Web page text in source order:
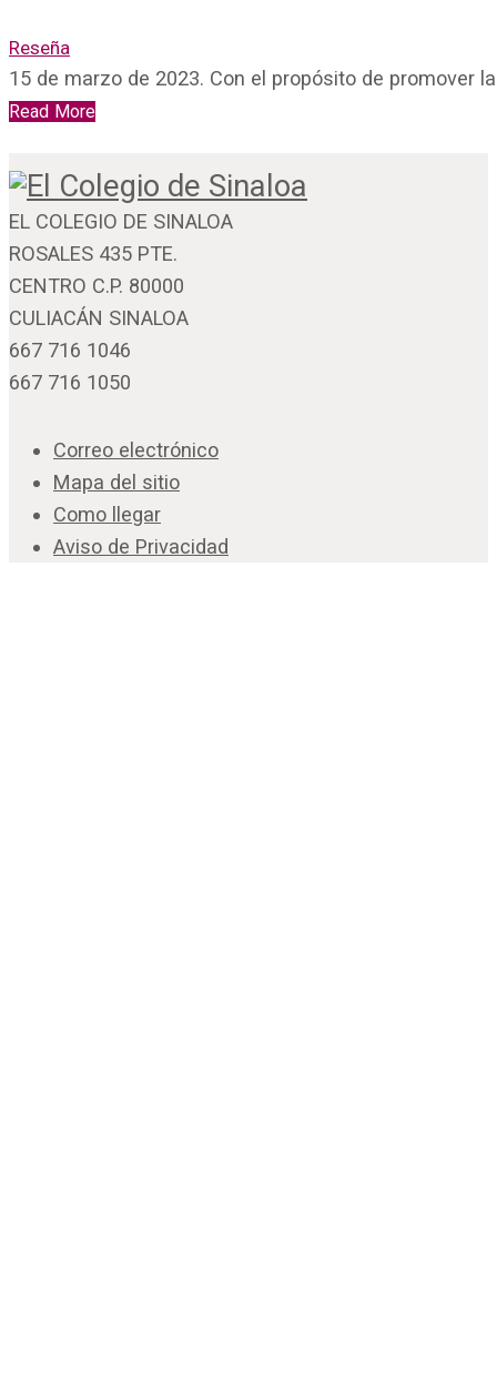
Reseña
15 de marzo de 2023. Con el propósito de promover
Read More
EL COLEGIO DE SINALOA
ROSALES 435 PTE.
CENTRO C.P. 80000
CULIACÁN SINALOA
667 716 1046
667 716 1050
Correo electrónico
Mapa del sitio
Como llegar
Aviso de Privacidad